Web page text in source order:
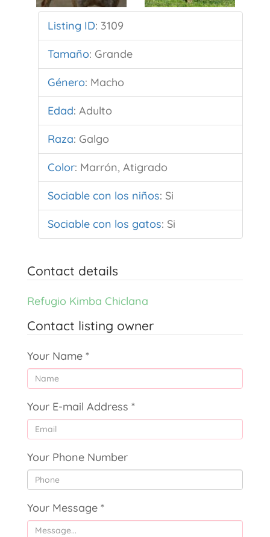
Listing ID: 3109
Tamaño: Grande
Género: Macho
Edad: Adulto
Raza: Galgo
Color: Marrón, Atigrado
Sociable con los niños: Si
Sociable con los gatos: Si
Contact details
Refugio Kimba Chiclana
Contact listing owner
Your Name *
Your E-mail Address *
Your Phone Number
Your Message *